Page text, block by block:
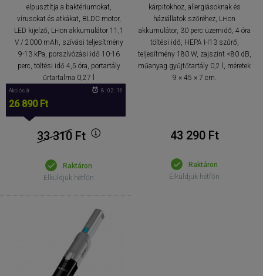
elpusztítja a baktériumokat,
vírusokat és atkákat, BLDC motor,
LED kijelző, Li-Ion akkumulátor 11,1
V / 2000 mAh, szívási teljesítmény
9-13 kPa, porszívózási idő 10-16
perc, töltési idő 4,5 óra, portartály
űrtartalma 0,27 l
Akciós ár
26 890 Ft
8 : 02 : 15
33 310Ft
Raktáron
Elküldjük hétfőn
kárpitokhoz, allergiásoknak és
háziállatok szőréhez, Li-ion
akkumulátor, 30 perc üzemidő, 4 óra
töltési idő, HEPA H13 szűrő,
teljesítmény 180 W, zajszint <80 dB,
műanyag gyűjtőtartály 0,2 l, méretek
9 × 45 × 7 cm.
43 290 Ft
Raktáron
Elküldjük hétfőn